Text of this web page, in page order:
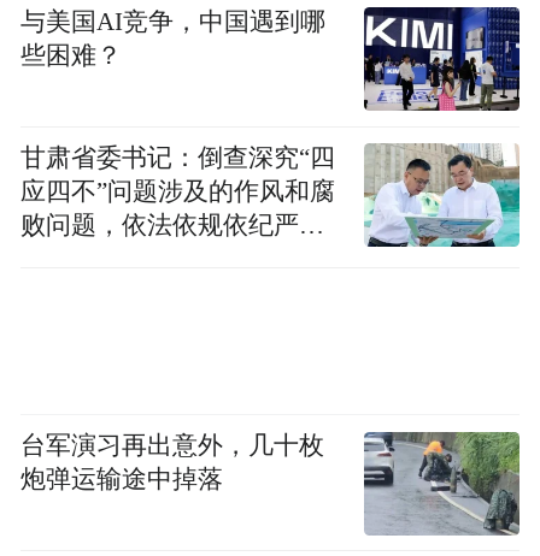
与美国AI竞争，中国遇到哪
些困难？
甘肃省委书记：倒查深究“四
应四不”问题涉及的作风和腐
败问题，依法依规依纪严肃
台军演习再出意外，几十枚
炮弹运输途中掉落